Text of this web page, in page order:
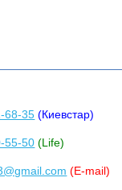
68-35 (Киевстар)
55-50 (Life)
(E-mail)